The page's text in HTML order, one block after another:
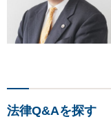
法律Q&Aを探す